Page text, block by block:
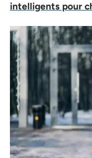
intelligents pour